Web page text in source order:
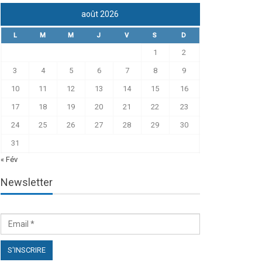
août 2026
L M M J V S D
1 2
3 4 5 6 7 8 9
10 11 12 13 14 15 16
17 18 19 20 21 22 23
24 25 26 27 28 29 30
31
« Fév
Newsletter